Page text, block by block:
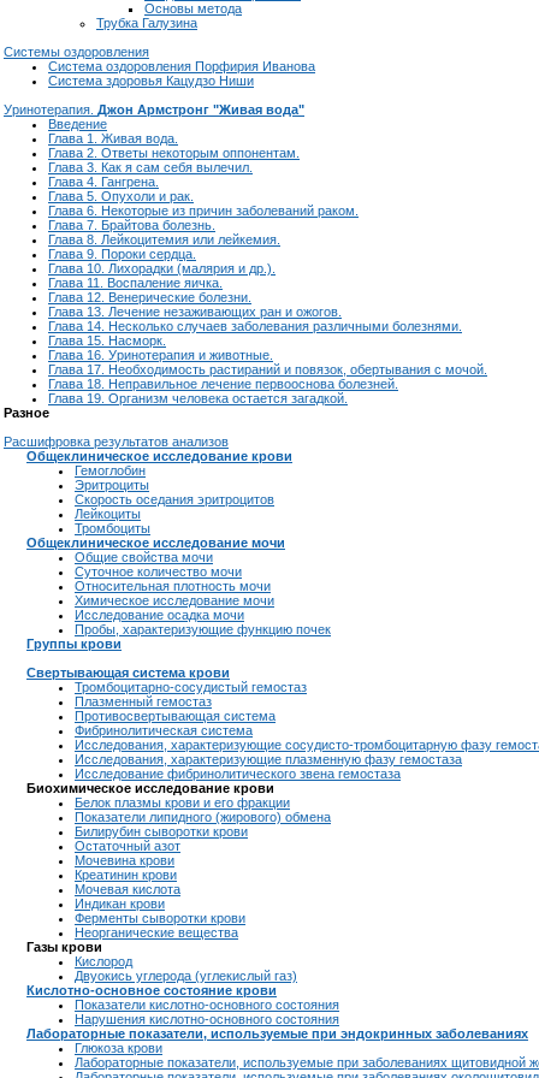
Основы метода
Трубка Галузина
Системы оздоровления
Система оздоровления Порфирия Иванова
Система здоровья Кацудзо Ниши
Уринотерапия. Джон Армстронг "Живая вода"
Введение
Глава 1. Живая вода.
Глава 2. Ответы некоторым оппонентам.
Глава 3. Как я сам себя вылечил.
Глава 4. Гангрена.
Глава 5. Опухоли и рак.
Глава 6. Некоторые из причин заболеваний раком.
Глава 7. Брайтова болезнь.
Глава 8. Лейкоцитемия или лейкемия.
Глава 9. Пороки сердца.
Глава 10. Лихорадки (малярия и др.).
Глава 11. Воспаление яичка.
Глава 12. Венерические болезни.
Глава 13. Лечение незаживающих ран и ожогов.
Глава 14. Несколько случаев заболевания различными болезнями.
Глава 15. Насморк.
Глава 16. Уринотерапия и животные.
Глава 17. Необходимость растираний и повязок, обертывания с мочой.
Глава 18. Неправильное лечение первооснова болезней.
Глава 19. Организм человека остается загадкой.
Разное
Расшифровка результатов анализов
Общеклиническое исследование крови
Гемоглобин
Эритроциты
Скорость оседания эритроцитов
Лейкоциты
Тромбоциты
Общеклиническое исследование мочи
Общие свойства мочи
Суточное количество мочи
Относительная плотность мочи
Химическое исследование мочи
Исследование осадка мочи
Пробы, характеризующие функцию почек
Группы крови
Свертывающая система крови
Тромбоцитарно-сосудистый гемостаз
Плазменный гемостаз
Противосвертывающая система
Фибринолитическая система
Исследования, характеризующие сосудисто-тромбоцитарную фазу
Исследования, характеризующие плазменную фазу гемостаза
Исследование фибринолитического звена гемостаза
Биохимическое исследование крови
Белок плазмы крови и его фракции
Показатели липидного (жирового) обмена
Билирубин сыворотки крови
Остаточный азот
Мочевина крови
Креатинин крови
Мочевая кислота
Индикан крови
Ферменты сыворотки крови
Неорганические вещества
Газы крови
Кислород
Двуокись углерода (углекислый газ)
Кислотно-основное состояние крови
Показатели кислотно-основного состояния
Нарушения кислотно-основного состояния
Лабораторные показатели, используемые при эндокринных заболеваниях
Глюкоза крови
Лабораторные показатели, используемые при заболеваниях щитовидной